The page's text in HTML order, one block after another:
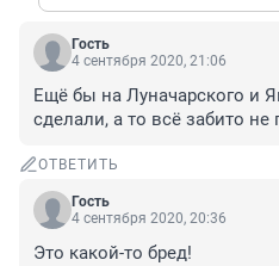
Гость
4 сентября 2020, 21:06
Ещё бы на Луначарского и
сделали, а то всё забито не
ОТВЕТИТЬ
Гость
4 сентября 2020, 20:36
Это какой-то бред!